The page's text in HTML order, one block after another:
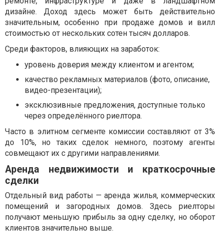
дизайне. Доход здесь может быть действительно
значительным, особенно при продаже домов и вилл
стоимостью от нескольких сотен тысяч долларов.
Среди факторов, влияющих на заработок:
уровень доверия между клиентом и агентом;
качество рекламных материалов (фото, описание,
видео-презентации);
эксклюзивные предложения, доступные только
через определённого риелтора.
Часто в элитном сегменте комиссии составляют от 3%
до 10%, но таких сделок немного, поэтому агенты
совмещают их с другими направлениями.
Аренда недвижимости и краткосрочные
сделки
Отдельный вид работы — аренда жилья, коммерческих
помещений и загородных домов. Здесь риелторы
получают меньшую прибыль за одну сделку, но оборот
клиентов значительно выше.